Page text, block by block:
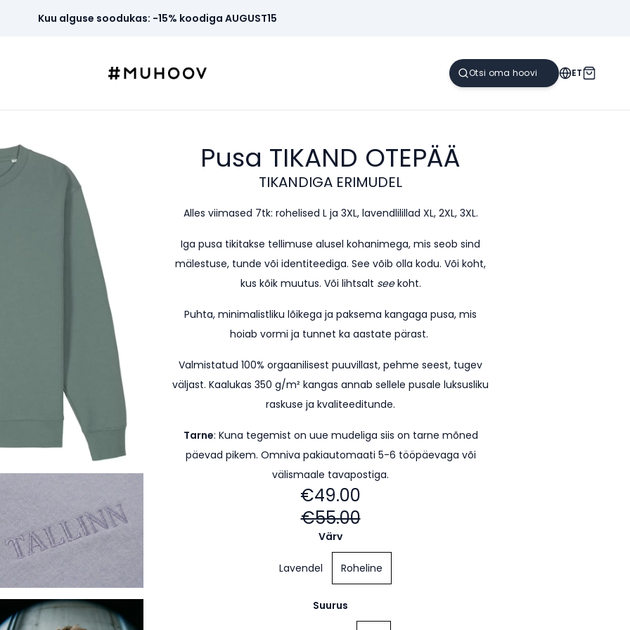
Kuu alguse soodukas: -15% koodiga AUGUST15
ET
Pusa TIKAND OTEPÄÄ
TIKANDIGA ERIMUDEL
Alles viimased 7tk: rohelised L ja 3XL, lavendlilillad XL, 2XL, 3XL.
Iga pusa tikitakse tellimuse alusel kohanimega, mis seob sind
mälestuse, tunde või identiteediga. See võib olla kodu. Või koht,
kus kõik muutus. Või lihtsalt seekoht.
Puhta, minimalistliku lõikega ja paksema kangaga pusa, mis
hoiab vormi ja tunnet ka aastate pärast.
Valmistatud 100% orgaanilisest puuvillast, pehme seest, tugev
väljast. Kaalukas 350 g/m² kangas annab sellele pusale luksusliku
raskuse ja kvaliteeditunde.
Tarne: Kuna tegemist on uue mudeliga siis on tarne mõned
päevad pikem. Omniva pakiautomaati 5-6 tööpäevaga või
välismaale tavapostiga.
€49.00
€55.00
Värv
Lavendel Roheline
Suurus